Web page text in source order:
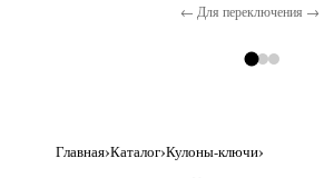
← Для переключения →
Главная Каталог Кулоны-ключи